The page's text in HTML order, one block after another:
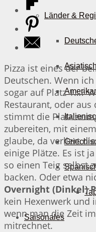
Länder &
Saisonales
Pizza ist eines der
Deutschen. Wenn
sogar auf Platz 1…?
Restaurant, oder
stimmt die
zubereiten, mit
glaube, da verliert
einige Plätze. Es ist
so einen Teig selbst
backen. Oder etwa
Overnight (Dinkel)
kein Hexenwerk und
wenn man die Zeit
mitrechnet.